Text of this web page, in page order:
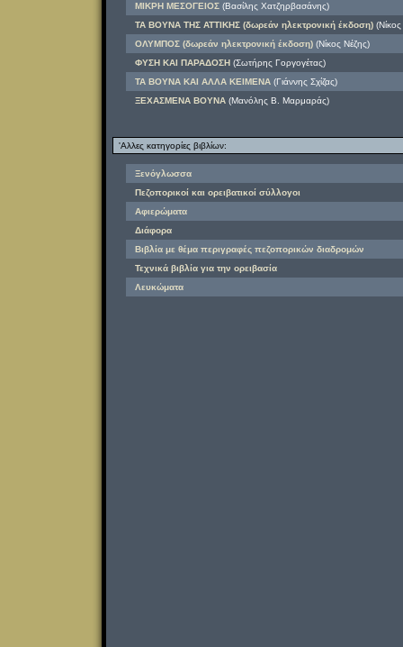
ΜΙΚΡΗ ΜΕΣΟΓΕΙΟΣ(Βασίλης Χατζηρβασάνης)
ΤΑ ΒΟΥΝΑ ΤΗΣ ΑΤΤΙΚΗΣ (δωρεάν ηλεκτρονική έκδοση)(Νίκος
ΟΛΥΜΠΟΣ (δωρεάν ηλεκτρονική έκδοση)(Νίκος Νέζης)
ΦΥΣΗ ΚΑΙ ΠΑΡΑΔΟΣΗ(Σωτήρης Γοργογέτας)
ΤΑ ΒΟΥΝΑ ΚΑΙ ΑΛΛΑ ΚΕΙΜΕΝΑ(Γιάννης Σχίζας)
ΞΕΧΑΣΜΕΝΑ ΒΟΥΝΑ(Μανόλης Β. Μαρμαράς)
'Αλλες κατηγορίες βιβλίων:
Ξενόγλωσσα
Πεζοπορικοί και ορειβατικοί σύλλογοι
Αφιερώματα
Διάφορα
Βιβλία με θέμα περιγραφές πεζοπορικών διαδρομών
Τεχνικά βιβλία για την ορειβασία
Λευκώματα